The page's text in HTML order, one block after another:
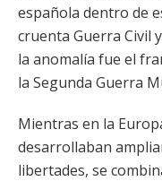
española dentro de
cruenta Guerra Civil
la anomalía fue el
la Segunda Guerra
Mientras en la
desarrollaban
libertades, se